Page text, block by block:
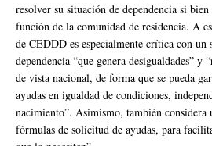
resolver su situación de dependencia si
función de la comunidad de residencia. A
de CEDDD es especialmente crítica con un
dependencia “que genera desigualdades”
de vista nacional, de forma que se pueda
ayudas en igualdad de condiciones,
nacimiento”. Asimismo, también considera
fórmulas de solicitud de ayudas, para